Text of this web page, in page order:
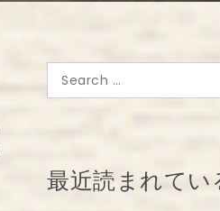
Search
for:
最近読まれてい